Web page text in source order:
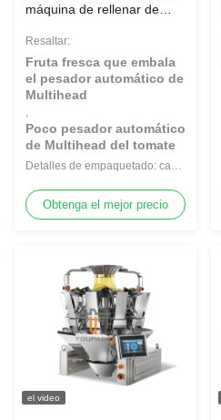
máquina de rellenar de
tomate automático del
gránulo del pequeño
Resaltar:
Fruta fresca que embala
el pesador automático de
Multihead
,
Poco pesador automático
de Multihead del tomate
Detalles de empaquetado: caso
Obtenga el mejor precio
el video